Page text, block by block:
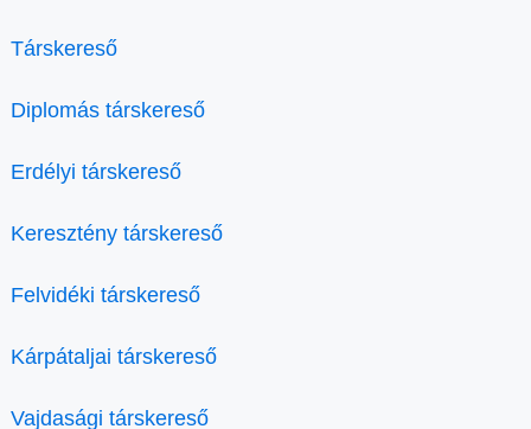
Társkereső
Diplomás társkereső
Erdélyi társkereső
Keresztény társkereső
Felvidéki társkereső
Kárpátaljai társkereső
Vajdasági társkereső